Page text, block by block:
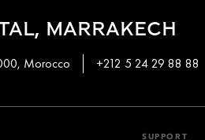
MARRAKECH
Morocco +212 5 24 29 88 88
SUPPORT